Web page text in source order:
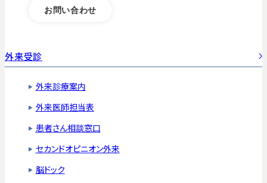
お問い合わせ
外来受診
外来診療案内
外来医師担当表
患者さん相談窓口
セカンドオピニオン外来
脳ドック